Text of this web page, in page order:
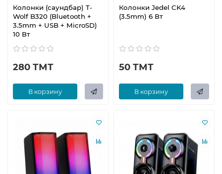
Колонки (саундбар) T-
Wolf B320 (Bluetooth +
3.5mm + USB + MicroSD)
10 Вт
280 ТМТ
В корзину
Колонки Jedel CK4
(3.5mm) 6 Вт
50 ТМТ
В корзину